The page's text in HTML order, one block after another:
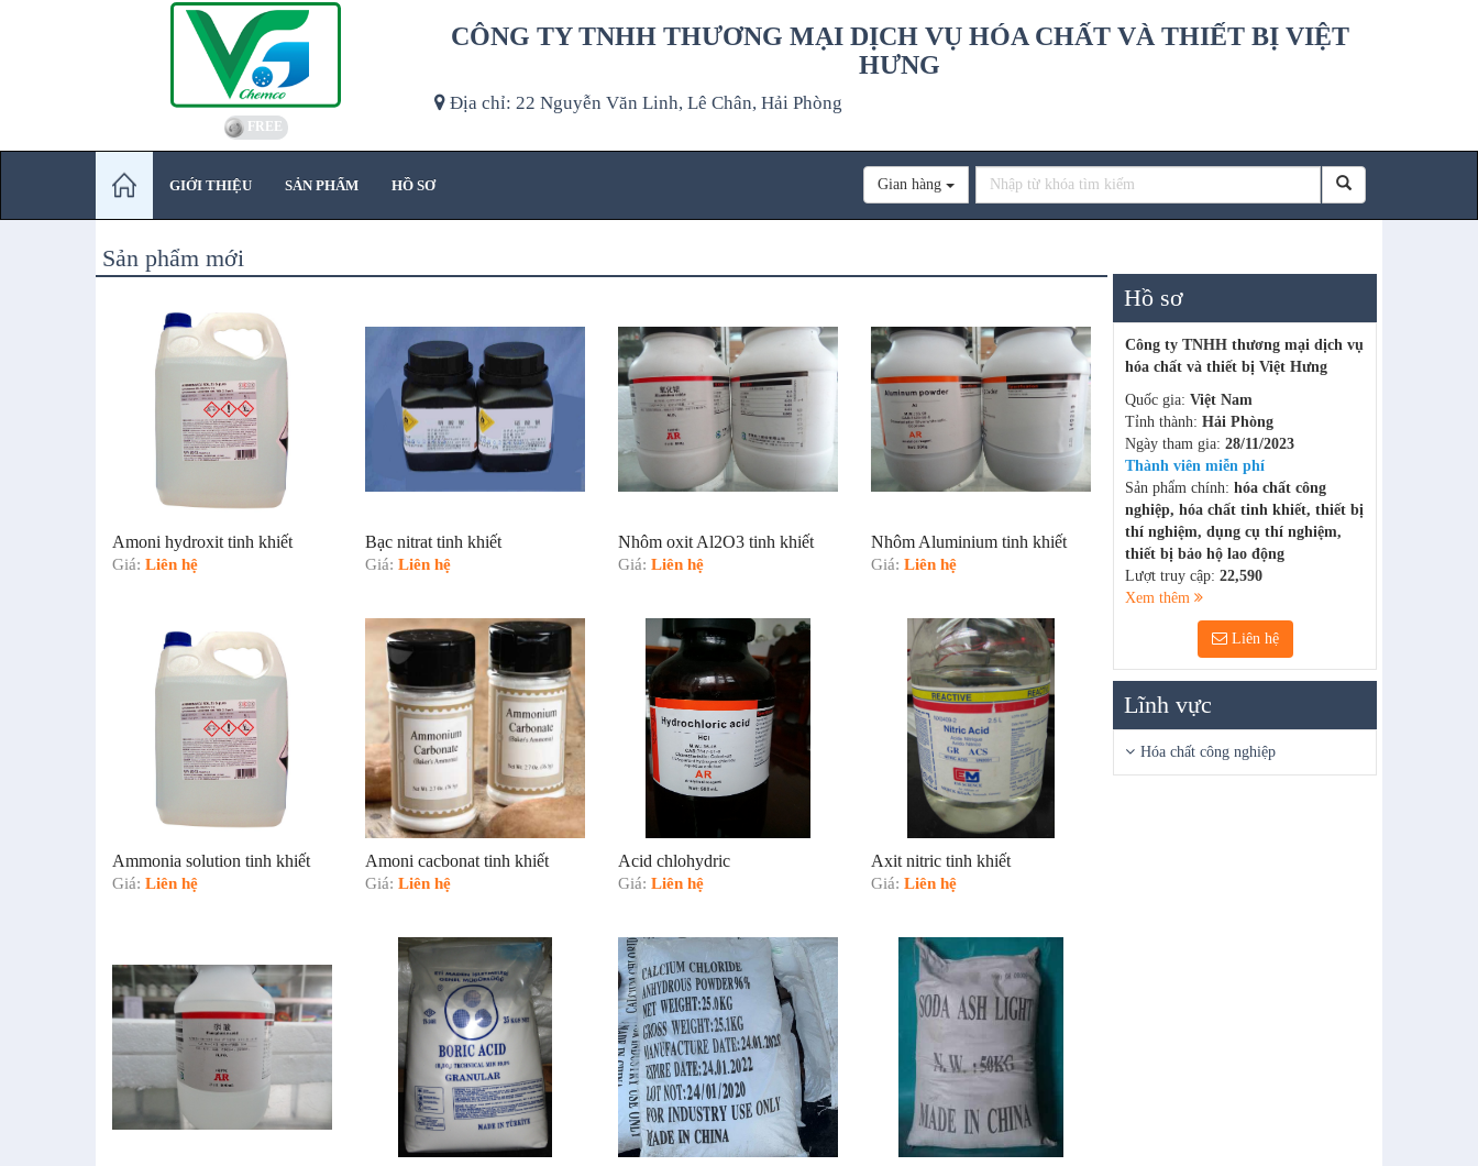
FREE
CÔNG TY TNHH THƯƠNG MẠI DỊCH VỤ HÓA CHẤT VÀ THIẾT BỊ VIỆT
HƯNG
Địa chỉ: 22 Nguyễn Văn Linh, Lê Chân, Hải Phòng
Gian hàng
GIỚI THIỆU SẢN PHẨM HỒ SƠ
Hồ sơ
Công ty TNHH thương mại dịch vụ
hóa chất và thiết bị Việt Hưng
Quốc gia: Việt Nam
Tỉnh thành: Hải Phòng
Ngày tham gia: 28/11/2023
Thành viên miễn phí
Sản phẩm chính: hóa chất công
nghiệp, hóa chất tinh khiết, thiết bị
thí nghiệm, dụng cụ thí nghiệm,
thiết bị bảo hộ lao động
Lượt truy cập: 22,590
Xem thêm
Liên hệ
Lĩnh vực
Hóa chất công nghiệp
Sản phẩm mới
Amoni hydroxit tinh khiết
Giá: Liên hệ
Bạc nitrat tinh khiết
Giá: Liên hệ
Nhôm oxit Al2O3 tinh khiết
Giá: Liên hệ
Nhôm Aluminium tinh khiết
Giá: Liên hệ
Ammonia solution tinh khiết
Giá: Liên hệ
Amoni cacbonat tinh khiết
Giá: Liên hệ
Acid chlohydric
Giá: Liên hệ
Axit nitric tinh khiết
Giá: Liên hệ